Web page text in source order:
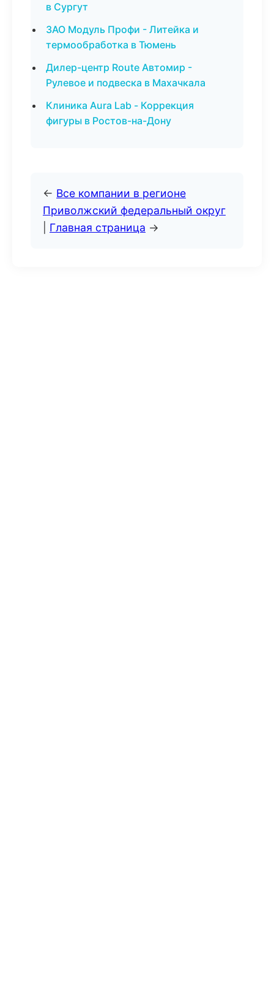
в Сургут
ЗАО Модуль Профи - Литейка и
термообработка в Тюмень
Дилер-центр Route Автомир -
Рулевое и подвеска в Махачкала
Клиника Aura Lab - Коррекция
фигуры в Ростов-на-Дону
← Все компании в регионе
Приволжский федеральный округ
Главная страница →